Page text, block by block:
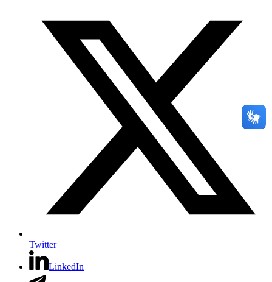
Twitter
LinkedIn